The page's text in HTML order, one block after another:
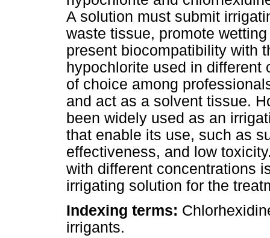
A solution must submit
waste tissue, promote
present biocompatibility with
hypochlorite used in
of choice among
and act as a solvent tissue.
been widely used as an
that enable its use, such as
effectiveness, and low
with different concentrations
irrigating solution for the
Indexing terms:
irrigants.